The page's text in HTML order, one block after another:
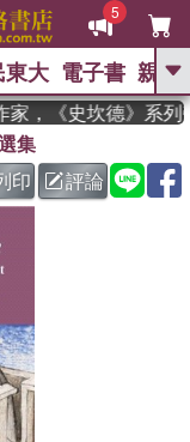
5
GO
、
史是一群喵 、 暑期
克獎 臺灣漫遊錄、 方
大 電子書 親子
，《史坎德》系列
集
印
評論